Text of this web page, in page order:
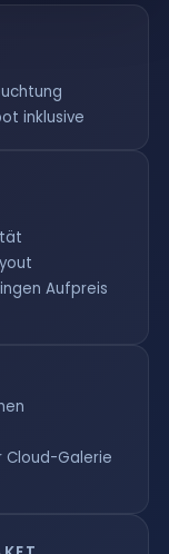
inklusive
Aufpreis
Cloud-Galerie